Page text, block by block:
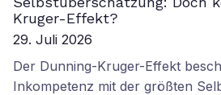
Kruger-Effekt?
29. Juli 2026
Der Dunning-Kruger-Effekt
Inkompetenz mit der größten